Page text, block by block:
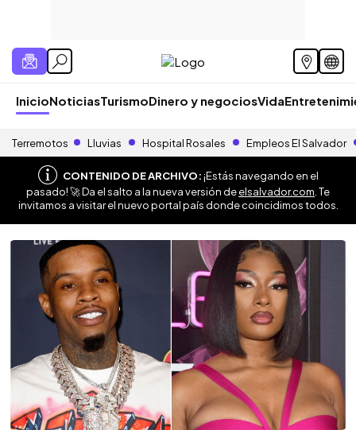
InicioNoticiasTurismoDinero y negociosVida
Terremotos Lluvias Hospital Rosales Empleos El Salvador
CONTENIDO DE ARCHIVO:¡Estás navegando en el
pasado! 🚀 Da el salto a la nueva versión deelsalvador.com . Te
invitamos a visitar el nuevo portal país donde coincidimos todos.